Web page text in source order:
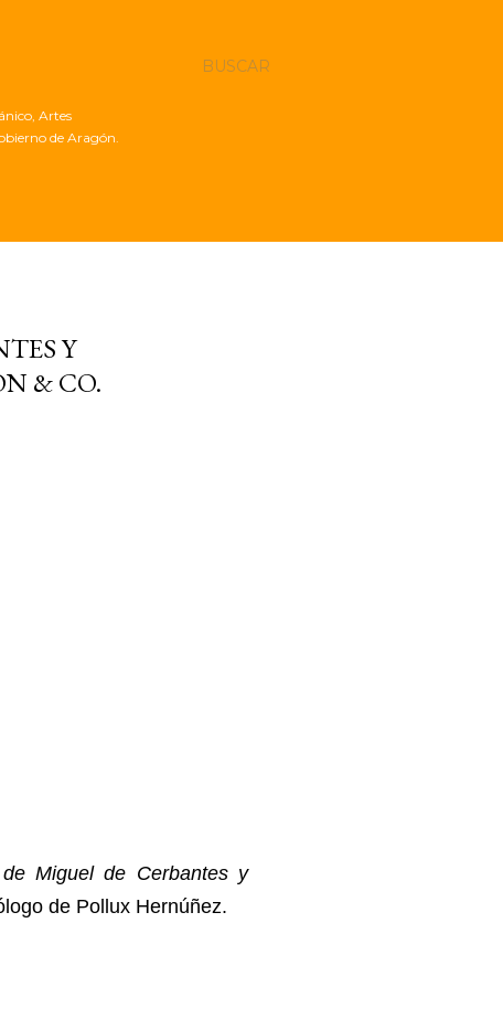
BUSCAR
Artes
de Aragón.
Y
& CO.
Miguel de Cerbantes y
de Pollux Hernúñez.